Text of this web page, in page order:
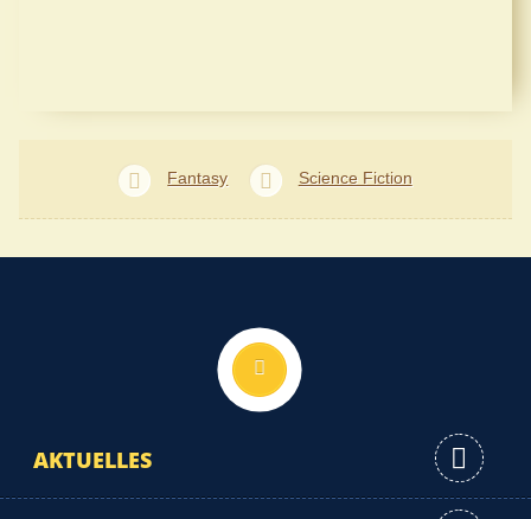
Fantasy Science Fiction
AKTUELLES